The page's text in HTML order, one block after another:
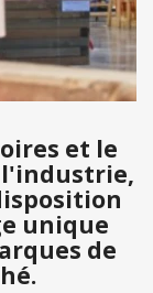
et le
unique
de